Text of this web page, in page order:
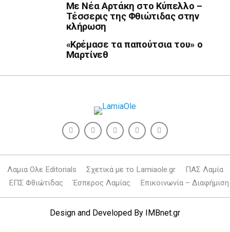
Με Νέα Αρτάκη στο Κύπελλο –
Τέσσερις της Φθιώτιδας στην
κλήρωση
«Κρέμασε τα παπούτσια του» ο
Μαρτίνεθ
Λαμια Ολε Editorials Σχετικά με το Lamiaole.gr
ΠΑΣ Λαμία
ΕΠΣ Φθιώτιδας
Έσπερος Λαμίας Επικοινωνία – Διαφήμιση
Design and Developed By IMBnet.gr